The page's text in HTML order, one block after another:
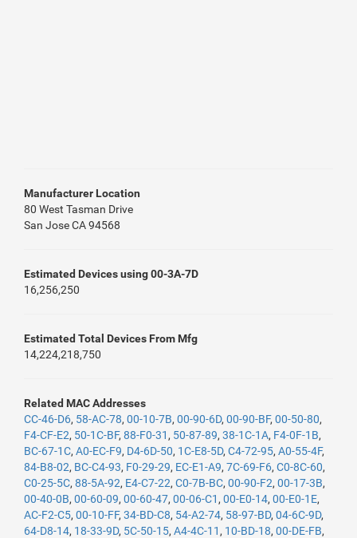
Manufacturer Location
80 West Tasman Drive
San Jose CA 94568
Estimated Devices using 00-3A-7D
16,256,250
Estimated Total Devices From Mfg
14,224,218,750
Related MAC Addresses
CC-46-D6, 58-AC-78, 00-10-7B, 00-90-6D, 00-90-BF, 00-50-80,
F4-CF-E2, 50-1C-BF, 88-F0-31 , 50-87-89, 38-1C-1A, F4-0F-1B,
BC-67-1C, A0-EC-F9, D4-6D-50, 1C-E8-5D, C4-72-95, A0-55-4F,
84-B8-02, BC-C4-93, F0-29-29, EC-E1-A9, 7C-69-F6, C0-8C-60,
C0-25-5C, 88-5A-92, E4-C7-22, C0-7B-BC, 00-90-F2, 00-17-3B,
00-40-0B, 00-60-09, 00-60-47, 00-06-C1 , 00-E0-14, 00-E0-1E,
AC-F2-C5, 00-10-FF, 34-BD-C8, 54-A2-74, 58-97-BD, 04-6C-9D,
64-D8-14, 18-33-9D, 5C-50-15, A4-4C-11 , 10-BD-18, 00-DE-FB,